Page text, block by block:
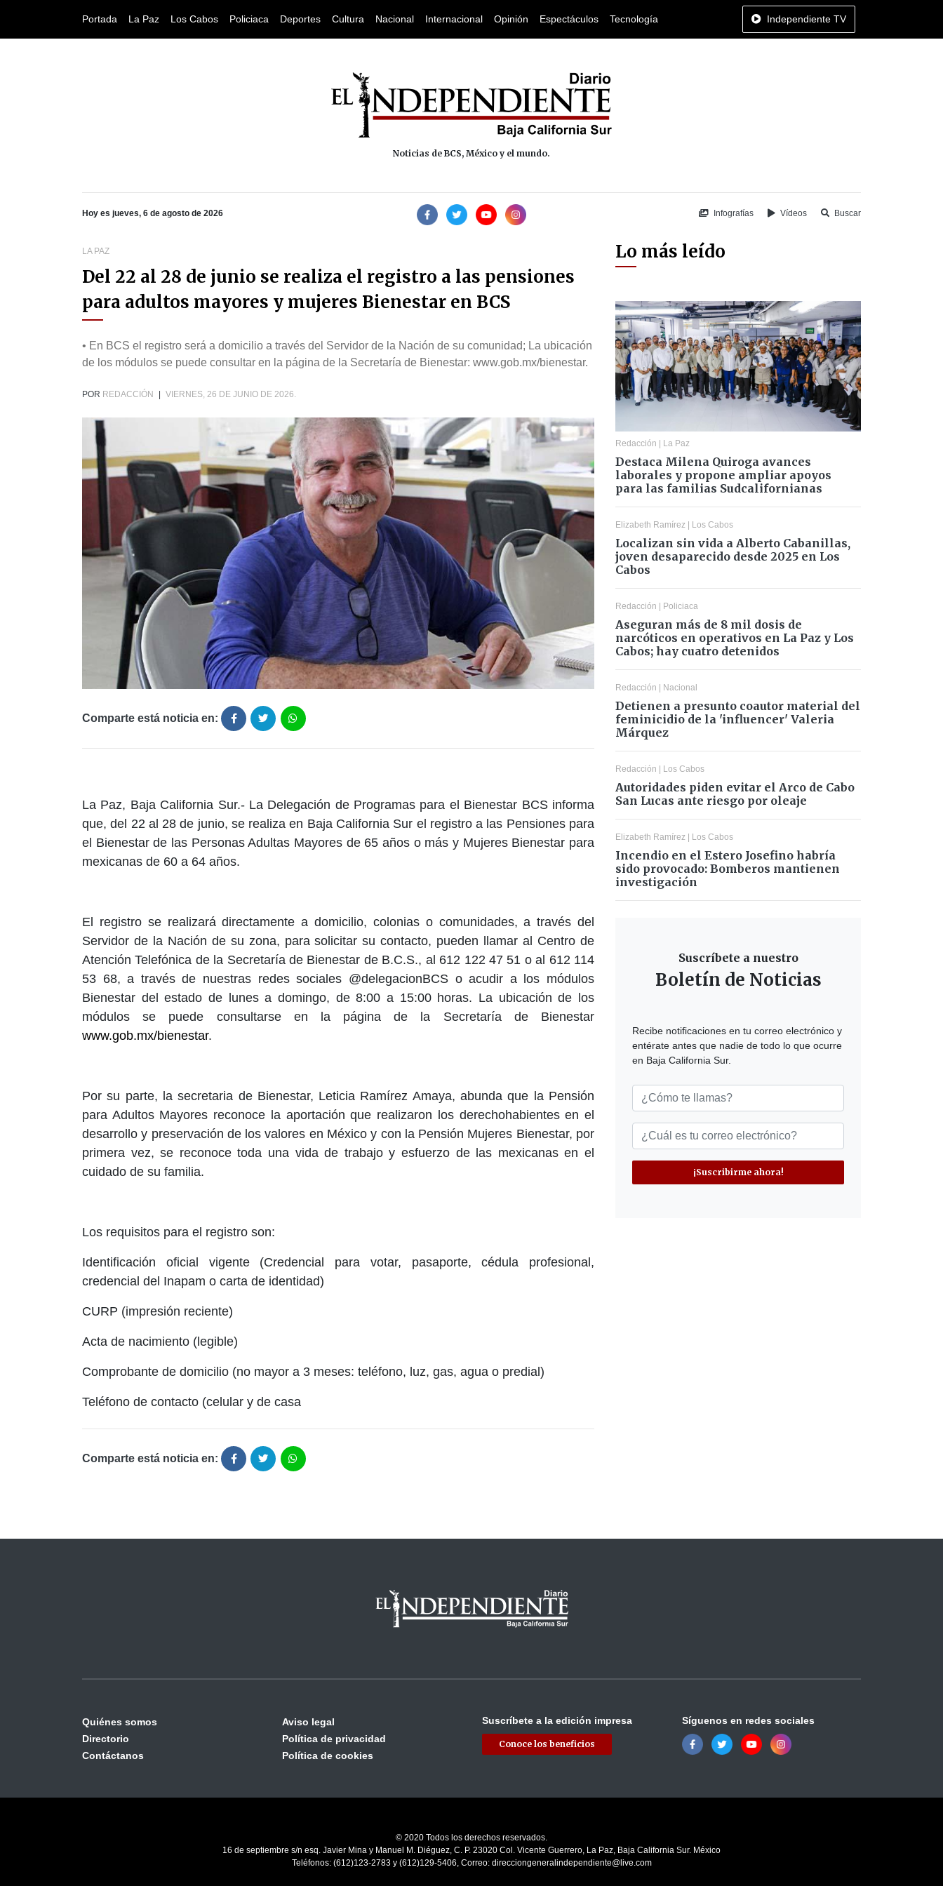
Portada La Paz Los Cabos Policiaca Deportes Cultura Nacional Internacional Opinión Espectáculos Tecnología Independiente TV
Noticias de BCS, México y el mundo.
Hoy es jueves, 6 de agosto de 2026 Infografías Vídeos Buscar
LA PAZ
Del 22 al 28 de junio se realiza el registro a las pensiones
para adultos mayores y mujeres Bienestar en BCS
• En BCS el registro será a domicilio a través del Servidor de la Nación de su comunidad; La ubicación
de los módulos se puede consultar en la página de la Secretaría de Bienestar: www.gob.mx/bienestar.
POR REDACCIÓN VIERNES, 26 DE JUNIO DE 2026.
Comparte está noticia en:
La Paz, Baja California Sur.- La Delegación de Programas para el Bienestar BCS informa
que, del 22 al 28 de junio, se realiza en Baja California Sur el registro a las Pensiones para
el Bienestar de las Personas Adultas Mayores de 65 años o más y Mujeres Bienestar para
mexicanas de 60 a 64 años.
El registro se realizará directamente a domicilio, colonias o comunidades, a través del
Servidor de la Nación de su zona, para solicitar su contacto, pueden llamar al Centro de
Atención Telefónica de la Secretaría de Bienestar de B.C.S., al 612 122 47 51 o al 612 114
53 68, a través de nuestras redes sociales @delegacionBCS o acudir a los módulos
Bienestar del estado de lunes a domingo, de 8:00 a 15:00 horas. La ubicación de los
módulos se puede consultarse en la página de la Secretaría de Bienestar
www.gob.mx/bienestar.
Por su parte, la secretaria de Bienestar, Leticia Ramírez Amaya, abunda que la Pensión
para Adultos Mayores reconoce la aportación que realizaron los derechohabientes en el
desarrollo y preservación de los valores en México y con la Pensión Mujeres Bienestar, por
primera vez, se reconoce toda una vida de trabajo y esfuerzo de las mexicanas en el
cuidado de su familia.
Los requisitos para el registro son:
Identificación oficial vigente (Credencial para votar, pasaporte, cédula profesional,
credencial del Inapam o carta de identidad)
CURP (impresión reciente)
Acta de nacimiento (legible)
Comprobante de domicilio (no mayor a 3 meses: teléfono, luz, gas, agua o predial)
Teléfono de contacto (celular y de casa
Comparte está noticia en:
Lo más leído
Redacción | La Paz
Destaca Milena Quiroga avances
laborales y propone ampliar apoyos
para las familias Sudcalifornianas
Elizabeth Ramírez | Los Cabos
Localizan sin vida a Alberto Cabanillas,
joven desaparecido desde 2025 en Los
Cabos
Redacción | Policiaca
Aseguran más de 8 mil dosis de
narcóticos en operativos en La Paz y Los
Cabos; hay cuatro detenidos
Redacción | Nacional
Detienen a presunto coautor material del
feminicidio de la 'influencer' Valeria
Márquez
Redacción | Los Cabos
Autoridades piden evitar el Arco de Cabo
San Lucas ante riesgo por oleaje
Elizabeth Ramírez | Los Cabos
Incendio en el Estero Josefino habría
sido provocado: Bomberos mantienen
investigación
Suscríbete a nuestro
Boletín de Noticias
Recibe notificaciones en tu correo electrónico y
entérate antes que nadie de todo lo que ocurre
en Baja California Sur.
¡Suscribirme ahora!
Quiénes somos
Directorio
Contáctanos
Aviso legal
Política de privacidad
Política de cookies
Suscríbete a la edición impresa
Conoce los beneficios
Síguenos en redes sociales
© 2020 Todos los derechos reservados.
16 de septiembre s/n esq. Javier Mina y Manuel M. Diéguez, C. P. 23020 Col. Vicente Guerrero, La Paz, Baja California Sur. México
Teléfonos: (612)123-2783 y (612)129-5406, Correo: direcciongeneralindependiente@live.com